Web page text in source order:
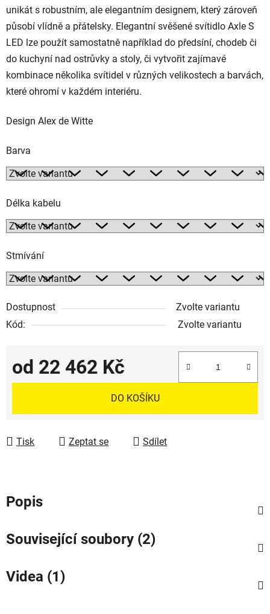
unikát s robustním, ale elegantním designem, který zároveň
působí vlídně a přátelsky. Elegantní svěšené svítidlo Axle S
LED lze použít samostatně například do předsíní, chodeb či
do kuchyní nad ostrůvky a stoly, či vytvořit zajímavé
kombinace několika svítidel v různých velikostech a barvách,
které ohromí v každém interiéru.
Design Alex de Witte
Barva
Délka kabelu
Stmívání
Dostupnost
Zvolte variantu
Kód:
Zvolte variantu
od 22 462 Kč
Měrná cena:
DO KOŠÍKU
Tisk Zeptat se Sdílet
Popis
Související soubory (2)
Videa (1)